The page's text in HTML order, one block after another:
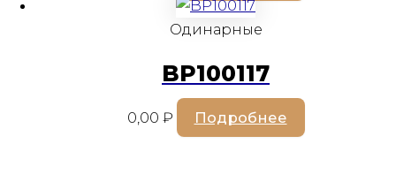
Одинарные
BP100117
0,00 ₽ Подробнее